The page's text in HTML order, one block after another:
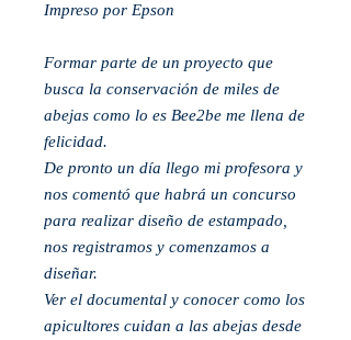
Impreso por Epson
Formar parte de un proyecto que
busca la conservación de miles de
abejas como lo es Bee2be me llena de
felicidad.
De pronto un día llego mi profesora y
nos comentó que habrá un concurso
para realizar diseño de estampado,
nos registramos y comenzamos a
diseñar.
Ver el documental y conocer como los
apicultores cuidan a las abejas desde